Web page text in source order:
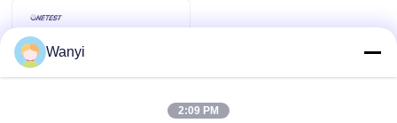
Wanyi
2:09 PM